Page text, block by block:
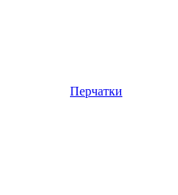
Перчатки